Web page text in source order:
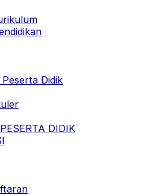
Didik
DIDIK